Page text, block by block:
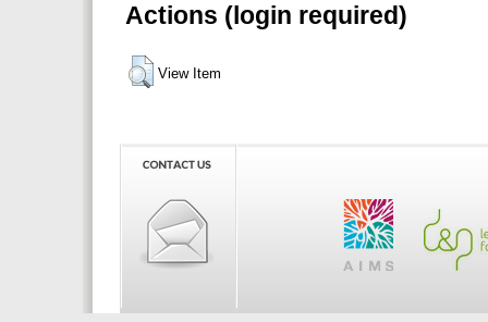
Actions (login required)
View Item